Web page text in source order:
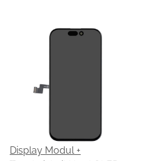
Display Modul +